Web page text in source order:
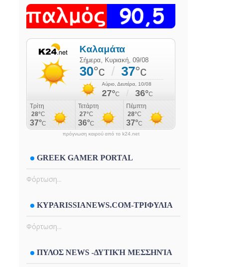
πρόγνωση καιρού από το k24.net
GREEK GAMER PORTAL
Φόρτωση...
KYPARISSIANEWS.COM-ΤΡΙΦΥΛΙΑ
Φόρτωση...
ΠΥΛΟΣ NEWS -ΔΥΤΙΚΉ ΜΕΣΣΗΝΊΑ